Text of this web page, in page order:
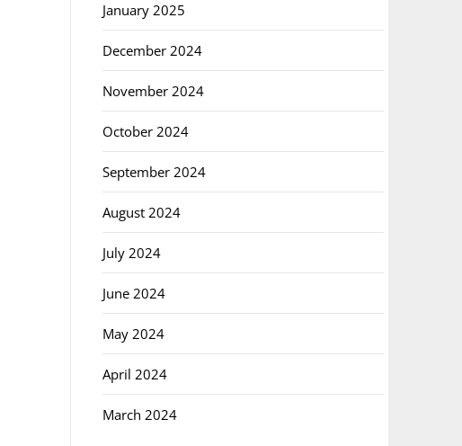
January 2025
December 2024
November 2024
October 2024
September 2024
August 2024
July 2024
June 2024
May 2024
April 2024
March 2024